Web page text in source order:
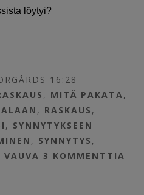
löytyi?
16:28
, MITÄ PAKATA,
, RASKAUS ,
, SYNNYTYKSEEN
, SYNNYTYS ,
VAUVA 3 KOMMENTTIA